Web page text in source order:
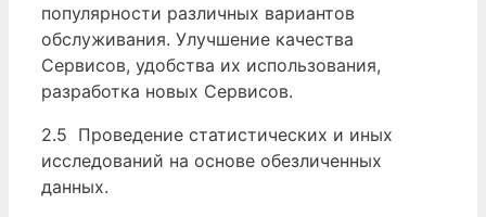
популярности различных вариантов
обслуживания. Улучшение качества
Сервисов, удобства их использования,
разработка новых Сервисов.
2.5 Проведение статистических и иных
исследований на основе обезличенных
данных.